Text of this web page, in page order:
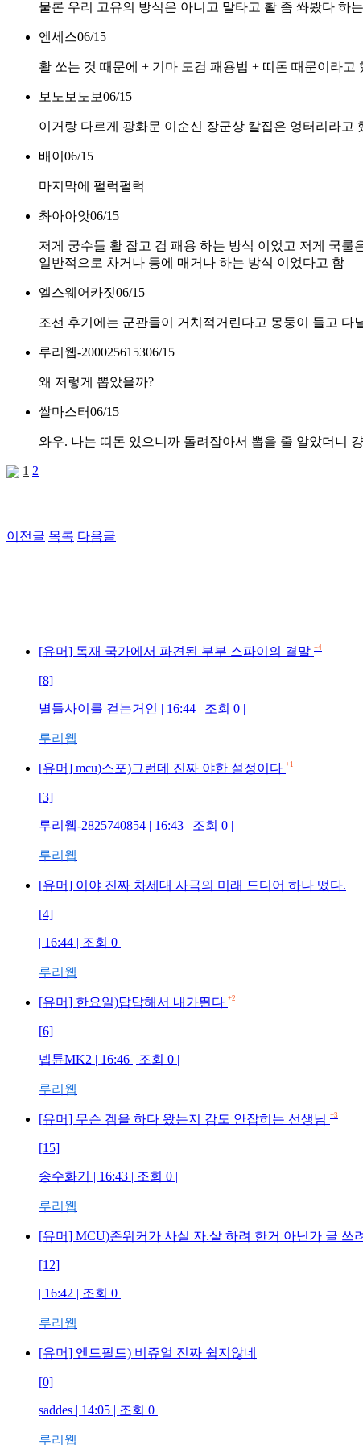
물론 우리 고유의 방식은 아니고 말타고 활 좀 쏴봤다 하
엔세스06/15
활 쏘는 것 때문에 + 기마 도검 패용법 + 띠돈 때문이라고
보노보노보06/15
이거랑 다르게 광화문 이순신 장군상 칼집은 엉터리라고
배이 06/15
마지막에 펄럭펄럭
촤아아앗06/15
저게 궁수들 활 잡고 검 패용 하는 방식 이었고 저게 국룰
일반적으로 차거나 등에 매거나 하는 방식 이었다고 함
엘스웨어카짓06/15
조선 후기에는 군관들이 거치적거린다고 몽둥이 들고 다
루리웹-200025615306/15
왜 저렇게 뽑았을까?
쌀마스터06/15
와우. 나는 띠돈 있으니까 돌려잡아서 뽑을 줄 알았더니
1 2
이전글 목록 다음글
[유머] 독재 국가에서 파견된 부부 스파이의 결말 +4
[8]
별들사이를 걷는거인 | 16:44 | 조회 0 |
루리웹
[유머] mcu)스포)그런데 진짜 야한 설정이다 +1
[3]
루리웹-2825740854 | 16:43 | 조회 0 |
루리웹
[유머] 이야 진짜 차세대 사극의 미래 드디어 하나 떴다.
[4]
| 16:44 | 조회 0 |
루리웹
[유머] 한요일)답답해서 내가뛴다 +2
[6]
넵튠MK2 | 16:46 | 조회 0 |
루리웹
[유머] 무슨 겜을 하다 왔는지 감도 안잡히는 선생님 +3
[15]
송수화기 | 16:43 | 조회 0 |
루리웹
[유머] MCU)존워커가 사실 자.살 하려 한거 아닌가 글 쓰
[12]
| 16:42 | 조회 0 |
루리웹
[유머] 엔드필드) 비쥬얼 진짜 쉽지않네
[0]
saddes | 14:05 | 조회 0 |
루리웹